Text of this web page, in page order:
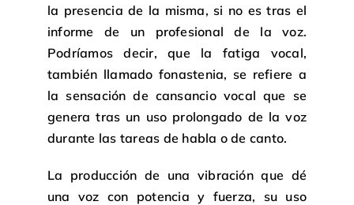
la presencia de la misma, si no es tras el
informe de un profesional de la voz.
Podríamos decir, que la fatiga vocal,
también llamado fonastenia, se refiere a
la sensación de cansancio vocal que se
genera tras un uso prolongado de la voz
durante las tareas de habla o de canto.
La producción de una vibración que dé
una voz con potencia y fuerza, su uso